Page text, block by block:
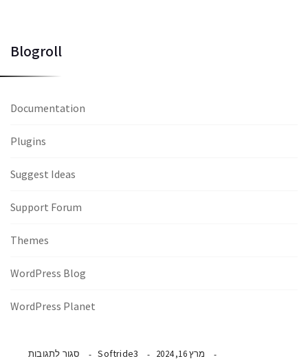
מרץ 16, 2024 Softride3 סגור לתגובות
Blogroll
Documentation
Plugins
Suggest Ideas
Support Forum
Themes
WordPress Blog
WordPress Planet